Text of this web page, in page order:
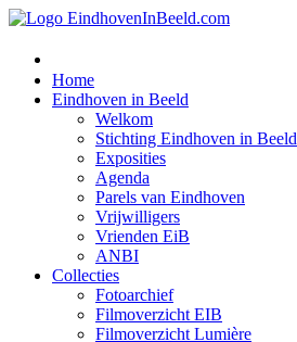
Home
Eindhoven in Beeld
Welkom
Stichting Eindhoven in Beeld
Exposities
Agenda
Parels van Eindhoven
Vrijwilligers
Vrienden EiB
ANBI
Collecties
Fotoarchief
Filmoverzicht EIB
Filmoverzicht Lumière